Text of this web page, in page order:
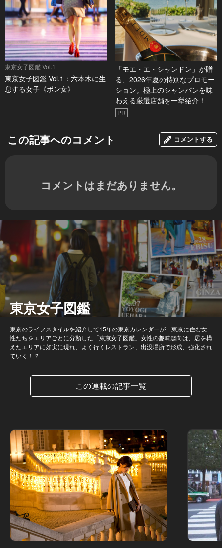
東京女子図鑑 Vol.1
東京女子図鑑 Vol.1：六本木に生
息する女子《ポン女》
「モエ・エ・シャンドン」が贈
る、2026年夏の特別なプロモー
ション。極上のシャンパンを味
わえる厳選店舗を一挙紹介！
PR
この記事へのコメント コメントする
コメントはまだありません。
東京女子図鑑
東京のライフスタイルを紹介して15年の東京カレンダーが、東京に住む女
性たちをエリアごとに分類した「東京女子図鑑」女性の趣味趣向は、居を構
えたエリアに如実に現れ、よく行くレストラン、出没場所で形成、強化され
ていく！？
この連載の記事一覧